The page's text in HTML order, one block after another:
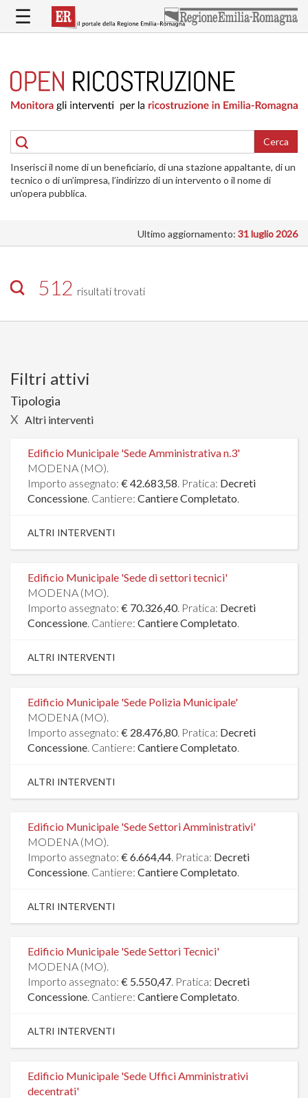
contenuto
RICOSTRUZIONE
PUBBLICA
DELLE
ABITAZIONI
RICOSTRUZIONE
ATTIVITÀ
INTERVENTI
SI
☰
Cerca
Inserisci il nome di un beneficiario, di una stazione appaltante, di un
tecnico o di un’impresa, l’indirizzo di un intervento o il nome di
un’opera pubblica.
Ultimo aggiornamento: 31 luglio 2026
512 risultati trovati
Filtri attivi
Tipologia
X Altri interventi
Edificio Municipale 'Sede Amministrativa n.3'
MODENA (MO).
Importo assegnato: € 42.683,58. Pratica: Decreti
Concessione. Cantiere: Cantiere Completato.
ALTRI INTERVENTI
Edificio Municipale 'Sede di settori tecnici'
MODENA (MO).
Importo assegnato: € 70.326,40. Pratica: Decreti
Concessione. Cantiere: Cantiere Completato.
ALTRI INTERVENTI
Edificio Municipale 'Sede Polizia Municipale'
MODENA (MO).
Importo assegnato: € 28.476,80. Pratica: Decreti
Concessione. Cantiere: Cantiere Completato.
ALTRI INTERVENTI
Edificio Municipale 'Sede Settori Amministrativi'
MODENA (MO).
Importo assegnato: € 6.664,44. Pratica: Decreti
Concessione. Cantiere: Cantiere Completato.
ALTRI INTERVENTI
Edificio Municipale 'Sede Settori Tecnici'
MODENA (MO).
Importo assegnato: € 5.550,47. Pratica: Decreti
Concessione. Cantiere: Cantiere Completato.
ALTRI INTERVENTI
Edificio Municipale 'Sede Uffici Amministrativi
decentrati'